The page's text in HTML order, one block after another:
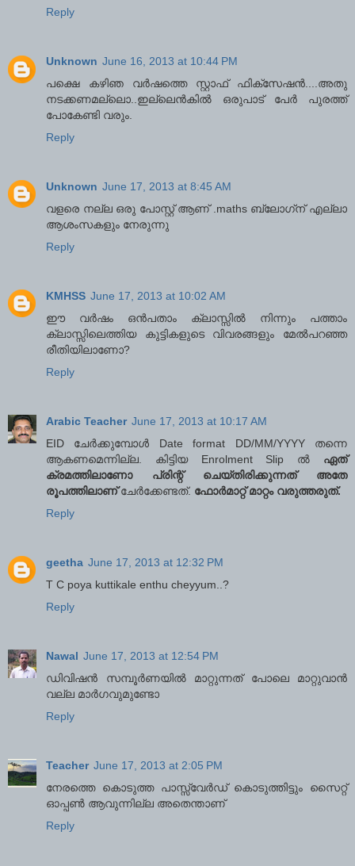
Reply
Unknown June 16, 2013 at 10:44 PM
പക്ഷെ കഴിഞ വർഷത്തെ സ്റ്റാഫ്‌ ഫിക്സേഷൻ....അതു
നടക്കണമല്ലൊ..ഇല്ലെൻകിൽ ഒരുപാട് പേർ പുരത്ത്
പോകേണ്ടി വരും.
Reply
Unknown June 17, 2013 at 8:45 AM
വളരെ നല്ല ഒരു പോസ്റ്റ്‌ ആണ് .maths ബ്ലോഗ്‌ന് എല്ലാ
ആശംസകളും നേരുന്നു
Reply
KMHSS June 17, 2013 at 10:02 AM
ഈ വര്‍ഷം ഒന്‍പതാം ക്ലാസ്സില്‍ നിന്നും പത്താം
ക്ലാസ്സിലെത്തിയ കുട്ടികളുടെ വിവരങ്ങളും മേല്‍പറഞ്ഞ
രീതിയിലാണോ?
Reply
Arabic Teacher June 17, 2013 at 10:17 AM
EID ചേര്‍ക്കുമ്പോള്‍ Date format DD/MM/YYYY തന്നെ
ആകണമെന്നില്ല. കിട്ടിയ Enrolment Slip ല്‍ ഏത്
ക്രമത്തിലാണോ പ്രിന്റ് ചെയ്തിരിക്കുന്നത് അതേ
രൂപത്തിലാണ്ചേര്‍ക്കേണ്ടത്. ഫോര്‍മാറ്റ് മാറ്റം വരുത്തരുത്.
Reply
geetha June 17, 2013 at 12:32 PM
T C poya kuttikale enthu cheyyum..?
Reply
Nawal June 17, 2013 at 12:54 PM
ഡിവിഷന്‍ സമ്പൂര്‍ണയില്‍ മാറ്റുന്നത് പോലെ മാറ്റുവാന്‍
വല്ല മാര്‍ഗവുമുണ്ടോ
Reply
Teacher June 17, 2013 at 2:05 PM
നേരത്തെ കൊടുത്ത പാസ്സ്‌വേര്‍ഡ്‌ കൊടുത്തിട്ടും സൈറ്റ്
ഓപ്പണ്‍ ആവുന്നില്ല അതെന്താണ്
Reply